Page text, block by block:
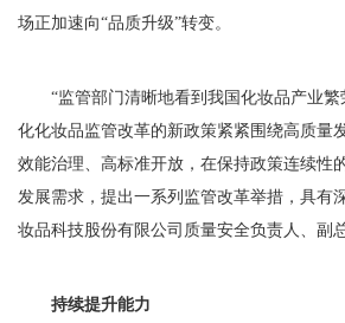
场正加速向“品质升级”转变。
“监管部门清晰地看到我国化妆品产业繁
化化妆品监管改革的新政策紧紧围绕高质量
效能治理、高标准开放，在保持政策连续性
发展需求，提出一系列监管改革举措，具有
妆品科技股份有限公司质量安全负责人、副
持续提升能力